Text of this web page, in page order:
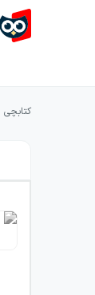
کتابچی